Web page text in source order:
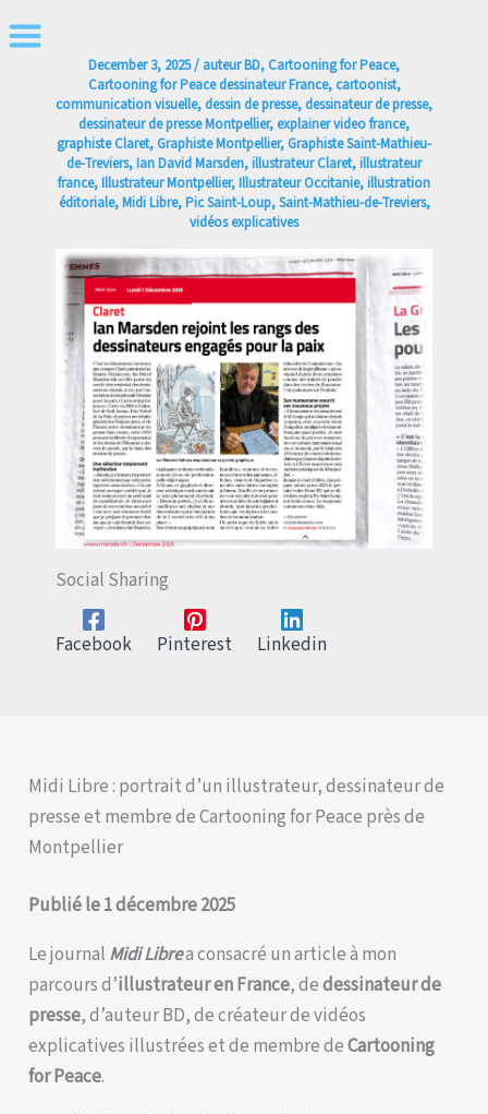
to
December 3, 2025/ auteur BD, Cartooning for Peace,
Cartooning for Peace dessinateur France, cartoonist,
communication visuelle, dessin de presse, dessinateur de presse,
dessinateur de presse Montpellier, explainer video france,
graphiste Claret, Graphiste Montpellier, Graphiste Saint-Mathieu-
de-Treviers,Ian David Marsden,illustrateur Claret,illustrateur
france,Illustrateur Montpellier,Illustrateur Occitanie,illustration
éditoriale,Midi Libre,Pic Saint-Loup,Saint-Mathieu-de-Treviers,
vidéos explicatives
Social Sharing
Facebook Pinterest Linkedin
Midi Libre : portrait d’un illustrateur, dessinateur de
presse et membre de Cartooning for Peace près de
Montpellier
Publié le 1 décembre 2025
Le journal Midi Librea consacré un article à mon
parcours d’illustrateur en France, dedessinateur de
presse, d’auteur BD, de créateur de vidéos
explicatives illustrées et de membre deCartooning
for Peace.